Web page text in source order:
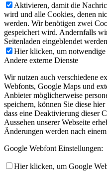
Aktivieren, damit die
wird und alle Cookies, denen
werden. Wir benötigen zwei
gespeichert wird. Andernfalls
Seitenladen eingeblendet
Hier klicken, um
Andere externe Dienste
Wir nutzen auch verschiedene
Webfonts, Google Maps und
Anbieter möglicherweise
speichern, können Sie diese
dass eine Deaktivierung dieser
Aussehen unserer Webseite
Änderungen werden nach
Google Webfont Einstellungen:
Hier klicken, um Google